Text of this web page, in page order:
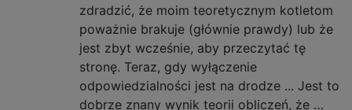
zdradzić, że moim teoretycznym kotletom
poważnie brakuje (głównie prawdy) lub że
jest zbyt wcześnie, aby przeczytać tę
stronę. Teraz, gdy wyłączenie
odpowiedzialności jest na drodze ... Jest to
dobrze znany wynik teorii obliczeń, że …